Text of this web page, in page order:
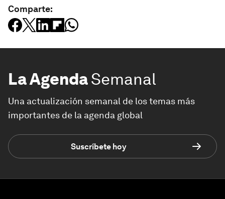
Comparte:
La AgendaSemanal
Una actualización semanal de los temas más
importantes de la agenda global
Suscríbete hoy